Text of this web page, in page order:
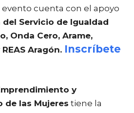
evento cuenta con el apoyo
Servicio de Igualdad
Onda Cero, Arame,
Aragón. Inscríbete
y
de las Mujeres tiene la